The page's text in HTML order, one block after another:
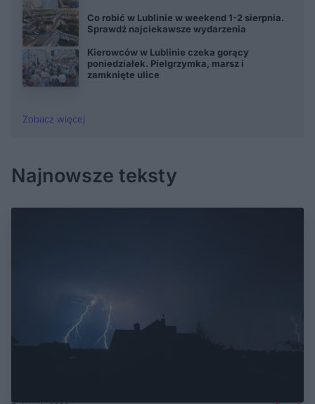
Co robić w Lublinie w weekend 1-2 sierpnia.
Sprawdź najciekawsze wydarzenia
Kierowców w Lublinie czeka gorący
poniedziałek. Pielgrzymka, marsz i
zamknięte ulice
Zobacz więcej
Najnowsze teksty